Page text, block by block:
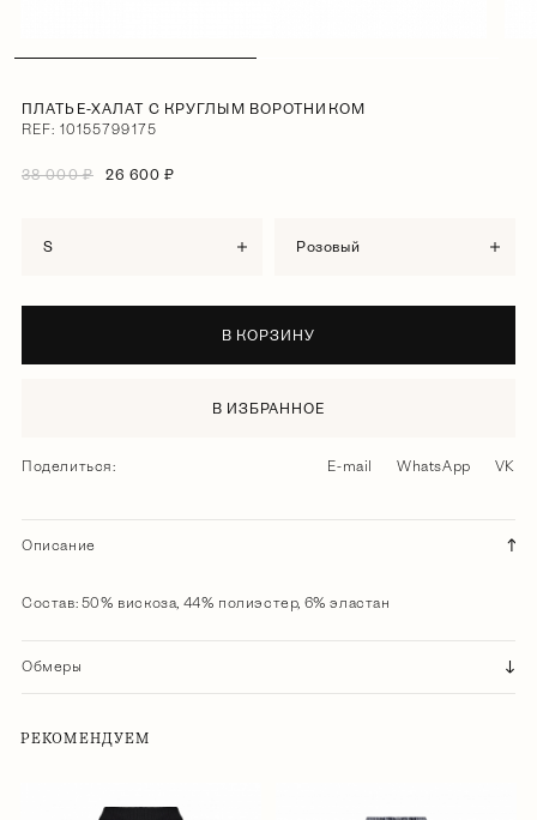
ПЛАТЬЕ-ХАЛАТ С КРУГЛЫМ ВОРОТНИКОМ
REF: 10155799175
38 000 ₽ 26 600 ₽
S розовый
В КОРЗИНУ
В ИЗБРАННОЕ
Поделиться: E-mail WhatsApp VK
Описание
Состав: 50% вискоза, 44% полиэстер, 6% эластан
Обмеры
РЕКОМЕНДУЕМ